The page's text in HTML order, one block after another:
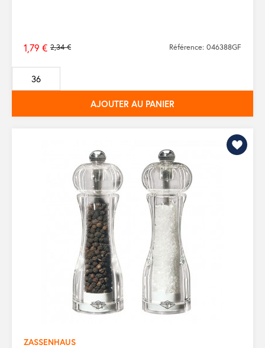
Prix
de
base
2,34 €
1,79 € Référence: 046388GF
AJOUTER AU PANIER
ZASSENHAUS